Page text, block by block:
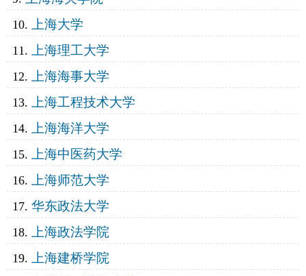
上海大学
上海理工大学
上海海事大学
上海工程技术大学
上海海洋大学
上海中医药大学
上海师范大学
华东政法大学
上海政法学院
上海建桥学院